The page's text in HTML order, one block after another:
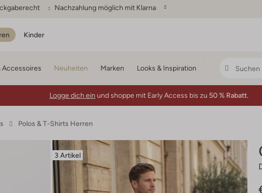
Nachzahlung möglich mit Klarna
Kinder
Accessoires Neuheiten Marken Looks & Inspiration
Logge dich ein und shoppe mit Early Access bis zu 50 % Rabatt.
Polos & T-Shirts Herren
3 Artikel